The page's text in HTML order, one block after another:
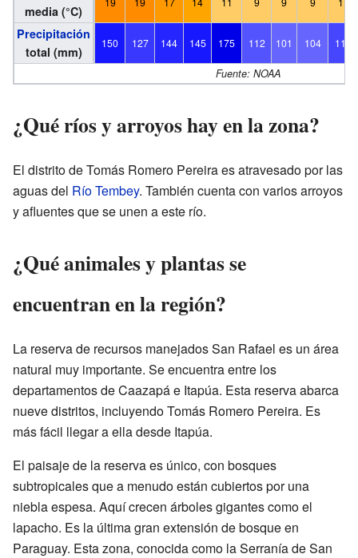
media (°C)
Precipitación
total (mm)
150 127 144 145 175 112 101 104 116
Fuente: NOAA
¿Qué ríos y arroyos hay en la zona?
El distrito de Tomás Romero Pereira es atravesado por las
aguas del Río Tembey. También cuenta con varios arroyos
y afluentes que se unen a este río.
¿Qué animales y plantas se
encuentran en la región?
La reserva de recursos manejados San Rafael es un área
natural muy importante. Se encuentra entre los
departamentos de Caazapá e Itapúa. Esta reserva abarca
nueve distritos, incluyendo Tomás Romero Pereira. Es
más fácil llegar a ella desde Itapúa.
El paisaje de la reserva es único, con bosques
subtropicales que a menudo están cubiertos por una
niebla espesa. Aquí crecen árboles gigantes como el
lapacho. Es la última gran extensión de bosque en
Paraguay. Esta zona, conocida como la Serranía de San